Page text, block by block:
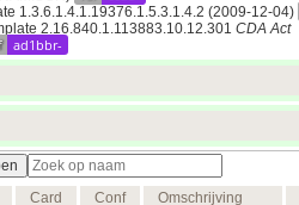
1.3.6.1.4.1.19376.1.5.3.1.4.2 (2009‑12‑04)
2.16.840.1.113883.10.12.301 CDA Act
ad1bbr-
Card Conf
Omschrijving